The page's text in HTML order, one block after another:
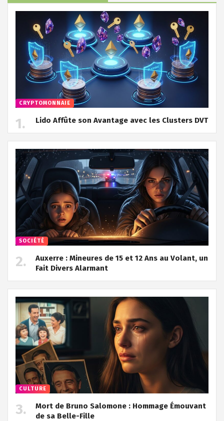
CRYPTOMONNAIE
Lido Affûte son Avantage avec les Clusters DVT
SOCIÉTÉ
Auxerre : Mineures de 15 et 12 Ans au Volant, un
Fait Divers Alarmant
CULTURE
Mort de Bruno Salomone : Hommage Émouvant
de sa Belle-Fille